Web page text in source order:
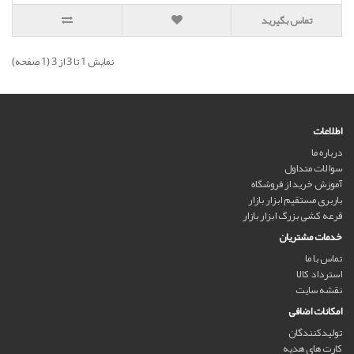
تماس بگیرید
نمايش 1 تا 3 از 3 (1 صفحه)
اطلاعات
درباره ما
سوالات متداول
آموزش خرید از فروشگاه
باربری مستقیم ابزار بازار
قرعه کشی بزرگ ابزار بازار
خدمات مشتریان
تماس با ما
استرداد کالا
نقشه سایت
امکانات اضافی
تولیدکنندگان
کارت های هدیه